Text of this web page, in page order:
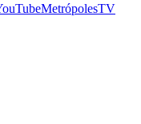
MetrópolesTV